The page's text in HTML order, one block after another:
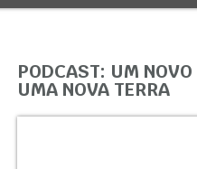
PODCAST: UM NOVO
UMA NOVA TERRA